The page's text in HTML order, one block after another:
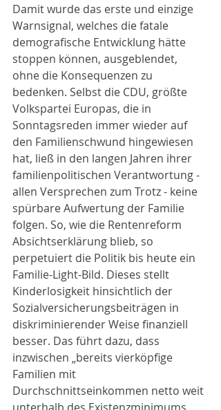
Damit wurde das erste und einzige
Warnsignal, welches die fatale
demografische Entwicklung hätte
stoppen können, ausgeblendet,
ohne die Konsequenzen zu
bedenken. Selbst die CDU, größte
Volkspartei Europas, die in
Sonntagsreden immer wieder auf
den Familienschwund hingewiesen
hat, ließ in den langen Jahren ihrer
familienpolitischen Verantwortung -
allen Versprechen zum Trotz - keine
spürbare Aufwertung der Familie
folgen. So, wie die Rentenreform
Absichtserklärung blieb, so
perpetuiert die Politik bis heute ein
Familie-Light-Bild. Dieses stellt
Kinderlosigkeit hinsichtlich der
Sozialversicherungsbeiträgen in
diskriminierender Weise finanziell
besser. Das führt dazu, dass
inzwischen „bereits vierköpfige
Familien mit
Durchschnittseinkommen netto weit